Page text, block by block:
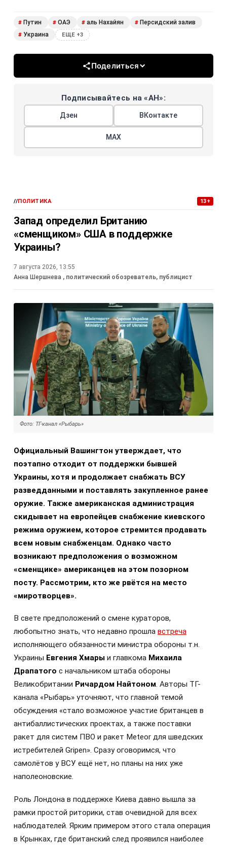
# Путин # ОАЭ # аль Нахайян # Персидский залив
# Украина ЕЩЕ +3
Поделиться
Подписывайтесь на «АН»:
Дзен ВКонтакте
МАХ
//ПОЛИТИКА 13+
Запад определил Британию
«сменщиком» США в поддержке
Украины?
7 августа 2026, 13:55
Анна Шершнева , политический обозреватель, публицист
Фото: ТГ-канал «Рыбарь»
Официальный Вашингтон утверждает, что
поэтапно отходит от поддержки бывшей
Украины, хотя и продолжает снабжать ВСУ
разведданными и поставлять закупленное ранее
оружие. Также американская администрация
скидывает на европейцев снабжение киевского
режима оружием, которое стремится продавать
всем новым снабженцам. Однако часто
возникают предположения о возможном
«сменщике» американцев на этом позорном
посту. Рассмотрим, кто же рвётся на место
«миротворцев».
В свете предположений о смене кураторов,
любопытно знать, что недавно прошла встреча
исполняющего обязанности министра обороны т.н.
Украины Евгения Хмары и главкома Михаила
Драпатого с начальником штаба обороны
Великобритании Ричардом Найтоном. Авторы ТГ-
канала «Рыбарь» уточняют, что главной темой
обсуждения «стало возможное участие британцев в
антибаллистических проектах, а также поставки
ракет для систем ПВО и ракет Meteor для шведских
истребителей Gripen». Сразу оговоримся, что
самолётов у ВСУ ещё нет, но планы на них уже
наполеоновские.
Роль Лондона в поддержке Киева давно вышла за
рамки простой риторики, став очевидной для всех
наблюдателей. Ярким примером этого стала операция
в Крынках, где британский след проявился наиболее